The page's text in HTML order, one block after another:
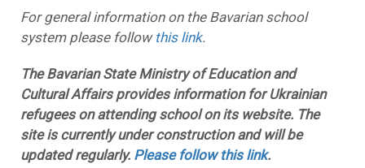
For general information on the Bavarian school
system please follow this link.
The Bavarian State Ministry of Education and
Cultural Affairs provides information for Ukrainian
refugees on attending school on its website. The
site is currently under construction and will be
updated regularly. Please follow this link.